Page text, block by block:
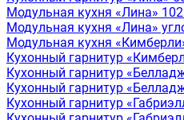
Модульная кухня «Лина»
Модульная кухня «Лина»
Модульная кухня
Кухонный гарнитур
Кухонный гарнитур
Кухонный гарнитур
Кухонный гарнитур